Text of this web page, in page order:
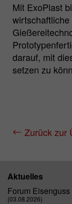
Mit ExoPlast
darauf, mit
setzen zu
Zurück zur
Aktuelles
Forum
(03.08.2026)